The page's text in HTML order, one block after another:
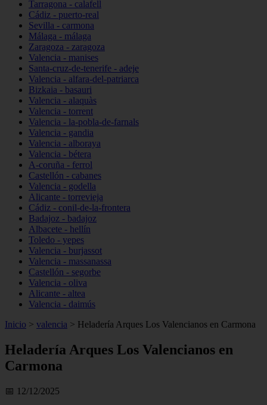
Tarragona - calafell
Cádiz - puerto-real
Sevilla - carmona
Málaga - málaga
Zaragoza - zaragoza
Valencia - manises
Santa-cruz-de-tenerife - adeje
Valencia - alfara-del-patriarca
Bizkaia - basauri
Valencia - alaquàs
Valencia - torrent
Valencia - la-pobla-de-farnals
Valencia - gandia
Valencia - alboraya
Valencia - bétera
A-coruña - ferrol
Castellón - cabanes
Valencia - godella
Alicante - torrevieja
Cádiz - conil-de-la-frontera
Badajoz - badajoz
Albacete - hellín
Toledo - yepes
Valencia - burjassot
Valencia - massanassa
Castellón - segorbe
Valencia - oliva
Alicante - altea
Valencia - daimús
Inicio > valencia > Heladería Arques Los Valencianos en Carmona
Heladería Arques Los Valencianos en
Carmona
📅 12/12/2025